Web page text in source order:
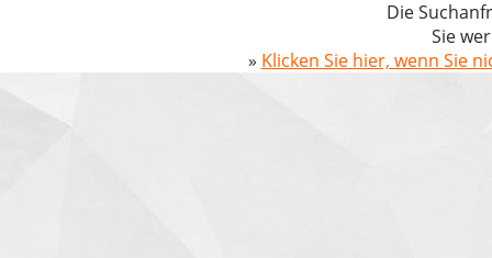
Die
Sie
» Klicken Sie hier, wenn Sie